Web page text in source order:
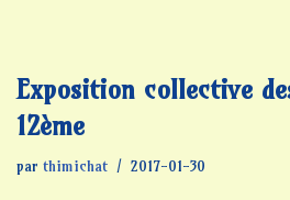
Exposition collective
12ème
par thimichat 2017-01-30